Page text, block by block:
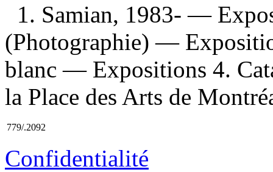
1. Samian, 1983- —
(Photographie) —
blanc — Expositions 4.
la Place des Arts de
779/.2092
Confidentialité